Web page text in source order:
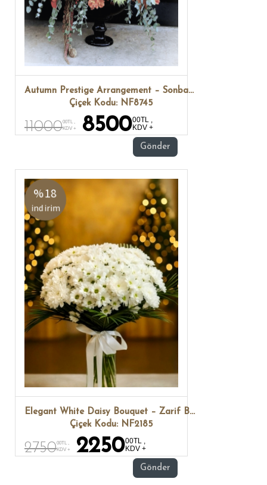
Autumn Prestige Arrangement – Sonbahar Lüks Çiçek Tasarımı
Çiçek Kodu: NF8745
1100000TL ,
KDV +
850000TL ,
KDV +
Gönder
%18
indirim
Elegant White Daisy Bouquet – Zarif Beyaz Papatya Buketi
Çiçek Kodu: NF2185
275000TL ,
KDV +
225000TL ,
KDV +
Gönder